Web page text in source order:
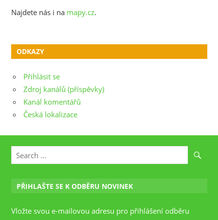
Najdete nás i na mapy.cz.
ODKAZY
Přihlásit se
Zdroj kanálů (příspěvky)
Kanál komentářů
Česká lokalizace
PŘIHLAŠTE SE K ODBĚRU NOVINEK
Vložte svou e-mailovou adresu pro přihlášení odběru